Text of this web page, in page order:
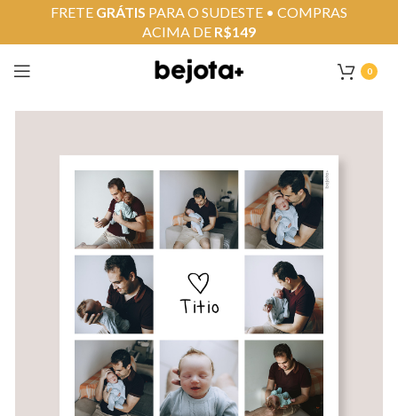
0
FRETE GRÁTIS PARA O SUDESTE • COMPRAS
ACIMA DE R$149